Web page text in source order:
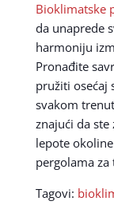
Bioklimatske
da unaprede
harmoniju
Pronađite
pružiti osećaj
svakom
znajući da ste
lepote
pergolama za
Tagovi: